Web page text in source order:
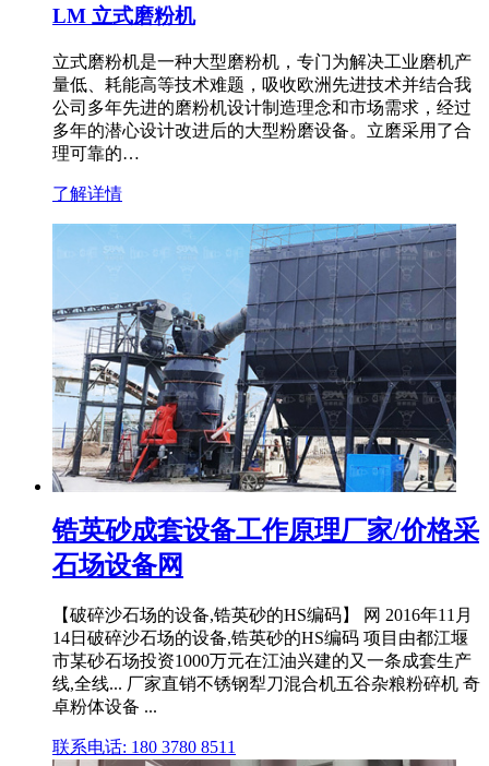
LM 立式磨粉机
立式磨粉机是一种大型磨粉机，专门为解决工业磨机产
量低、耗能高等技术难题，吸收欧洲先进技术并结合我
公司多年先进的磨粉机设计制造理念和市场需求，经过
多年的潜心设计改进后的大型粉磨设备。立磨采用了合
理可靠的…
了解详情
锆英砂成套设备工作原理厂家/价格采
石场设备网
【破碎沙石场的设备,锆英砂的HS编码】 网 2016年11月
14日破碎沙石场的设备,锆英砂的HS编码 项目由都江堰
市某砂石场投资1000万元在江油兴建的又一条成套生产
线,全线... 厂家直销不锈钢犁刀混合机五谷杂粮粉碎机 奇
卓粉体设备 ...
联系电话: 180 3780 8511